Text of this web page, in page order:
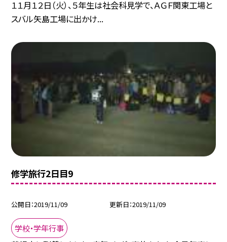
１１月１２日（火）、５年生は社会科見学で、ＡＧＦ関東工場と
スバル矢島工場に出かけ...
修学旅行2日目9
公開日 2019/11/09 更新日 2019/11/09
学校・学年行事